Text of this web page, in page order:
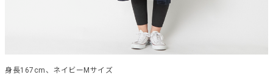
身長167cm、ネイビーMサイズ